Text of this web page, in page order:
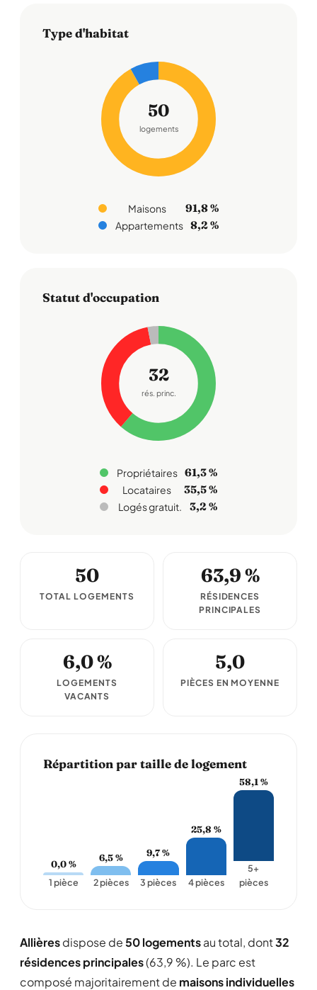
Type d'habitat
50
logements
Maisons 91,8 %
Appartements 8,2 %
Statut d'occupation
32
rés. princ.
Propriétaires 61,3 %
Locataires 35,5 %
Logés gratuit. 3,2 %
50
TOTAL LOGEMENTS
63,9 %
RÉSIDENCES
PRINCIPALES
6,0 %
LOGEMENTS
VACANTS
5,0
PIÈCES EN MOYENNE
Répartition par taille de logement
0,0 %
1 pièce
6,5 %
2 pièces
9,7 %
3 pièces
25,8 %
4 pièces
58,1 %
5+
pièces
Allièresdispose de50 logementsau total, dont32
résidences principales(63,9 %). Le parc est
composé majoritairement de maisons individuelles